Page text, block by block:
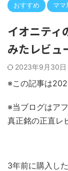
おすすめ ママ
イオニティ
みたレビュ
2023年9月30日
※この記事は
※当ブログはア
真正銘の正直レ
3年前に購入し